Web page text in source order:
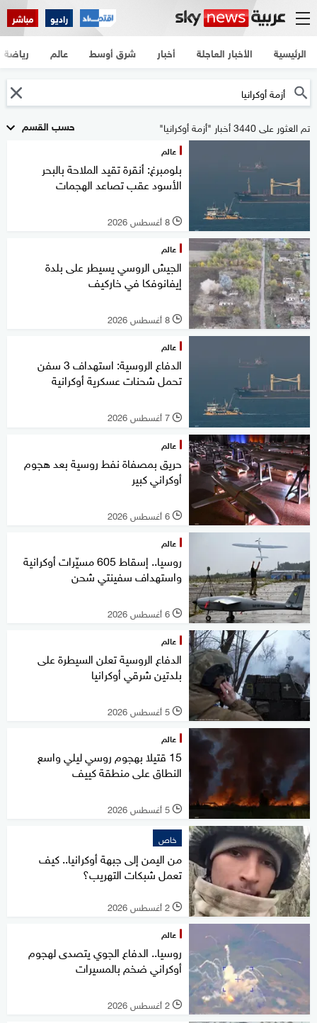
راديو مباشر
الرئيسية الأخبار العاجلة أخبار شرق أوسط عالم رياضة
حسب القسم تم العثور على 3440 أخبار "أزمة أوكرانيا"
عالم
بلومبرغ: أنقرة تقيد الملاحة بالبحر
الأسود عقب تصاعد الهجمات
l 8 أغسطس 2026
عالم
الجيش الروسي يسيطر على بلدة
إيفانوفكا في خاركيف
l 8 أغسطس 2026
عالم
الدفاع الروسية: استهداف 3 سفن
تحمل شحنات عسكرية أوكرانية
l 7 أغسطس 2026
عالم
حريق بمصفاة نفط روسية بعد هجوم
أوكراني كبير
l 6 أغسطس 2026
عالم
روسيا.. إسقاط 605 مسيّرات أوكرانية
واستهداف سفينتي شحن
l 6 أغسطس 2026
عالم
الدفاع الروسية تعلن السيطرة على
بلدتين شرقي أوكرانيا
l 5 أغسطس 2026
عالم
15 قتيلا بهجوم روسي ليلي واسع
النطاق على منطقة كييف
l 5 أغسطس 2026
خاص
من اليمن إلى جبهة أوكرانيا.. كيف
تعمل شبكات التهريب؟
l 2 أغسطس 2026
عالم
روسيا.. الدفاع الجوي يتصدى لهجوم
أوكراني ضخم بالمسيرات
l 2 أغسطس 2026